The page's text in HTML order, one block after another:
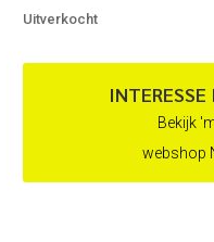
Uitverkocht
Bekijk
webshop